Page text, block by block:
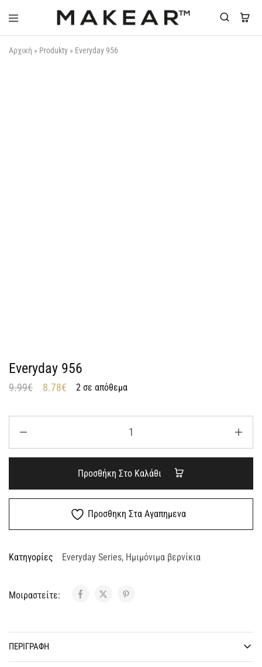
Makear-
Αρχική » Produkty » Everyday 956
Everyday 956
9.99€ 8.78€ 2 σε απόθεμα
Προσθήκη Στο Καλάθι
Προσθηκη Στα Αγαπημενα
Κατηγορίες Everyday Series, Ημιμόνιμα βερνίκια
Μοιραστείτε:
ΠΕΡΙΓΡΑΦΉ